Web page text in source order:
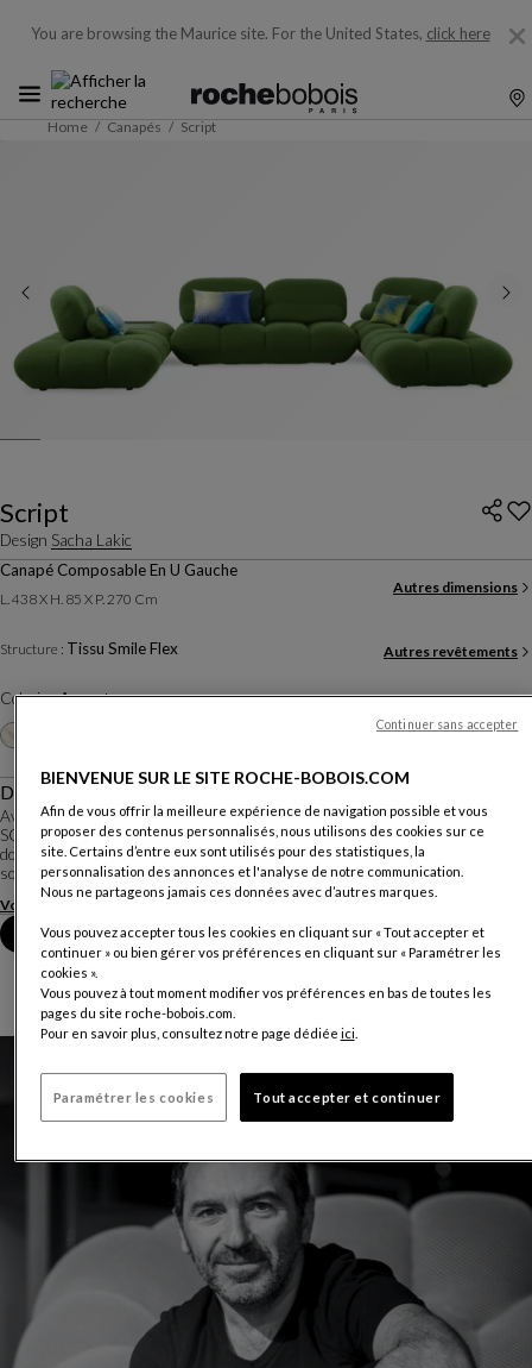
You are browsing the Maurice site. For the United States, click here
Home Canapés Script
Script
Design Sacha Lakic
Canapé Composable En U Gauche
L. 438 X H. 85 X P. 270 Cm
Autres dimensions
Structure : Tissu Smile Flex Autres revêtements
Coloris :Avocat
Autres coloris
Description
Avec ses courbes généreuses et son allure sculpturale, le canapé composable
SCRIPT réinvente les codes de la détente. Ses lignes gourmandes et ses
dossiers enveloppants dessinent un espace de vie à la fois ludique et
sophistiqué. Une invitation au lâ...
Voir plus Télécharger la fiche technique
Prendre rendez-vous en magasin
BIENVENUE SUR LE SITE ROCHE-BOBOIS.COM
Afin de vous offrir la meilleure expérience de navigation possible et vous
proposer des contenus personnalisés, nous utilisons des cookies sur ce
site. Certains d’entre eux sont utilisés pour des statistiques, la
personnalisation des annonces et l'analyse de notre communication.
Nous ne partageons jamais ces données avec d’autres marques.
Vous pouvez accepter tous les cookies en cliquant sur « Tout accepter et
continuer » ou bien gérer vos préférences en cliquant sur « Paramétrer les
cookies ».
Vous pouvez à tout moment modifier vos préférences en bas de toutes les
pages du site roche-bobois.com.
Pour en savoir plus, consultez notre page dédiée ici.
Paramétrer les cookies Tout accepter et continuer
Continuer sans accepter